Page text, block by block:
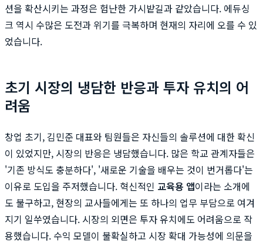
션을 확산시키는 과정은 험난한 가시밭길과 같았습니다. 에듀싱
크 역시 수많은 도전과 위기를 극복하며 현재의 자리에 오를 수 있
었습니다.
초기 시장의 냉담한 반응과 투자 유치의 어
려움
창업 초기, 김민준 대표와 팀원들은 자신들의 솔루션에 대한 확신
이 있었지만, 시장의 반응은 냉담했습니다. 많은 학교 관계자들은
'기존 방식도 충분하다', '새로운 기술을 배우는 것이 번거롭다'는
이유로 도입을 주저했습니다. 혁신적인 교육용 앱이라는 소개에
도 불구하고, 현장의 교사들에게는 또 하나의 업무 부담으로 여겨
지기 일쑤였습니다. 시장의 외면은 투자 유치에도 어려움으로 작
용했습니다. 수익 모델이 불확실하고 시장 확대 가능성에 의문을